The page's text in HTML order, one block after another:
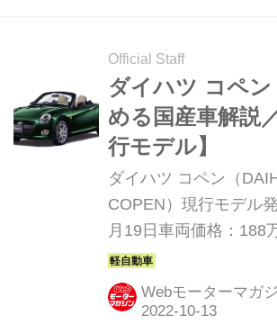
Official Staff
ダイハツ コペン
める国産車解説
行モデル】
ダイハツ コペン（
COPEN）現行モデル
月19日車両価格：188
万7200円
Webモーターマガ